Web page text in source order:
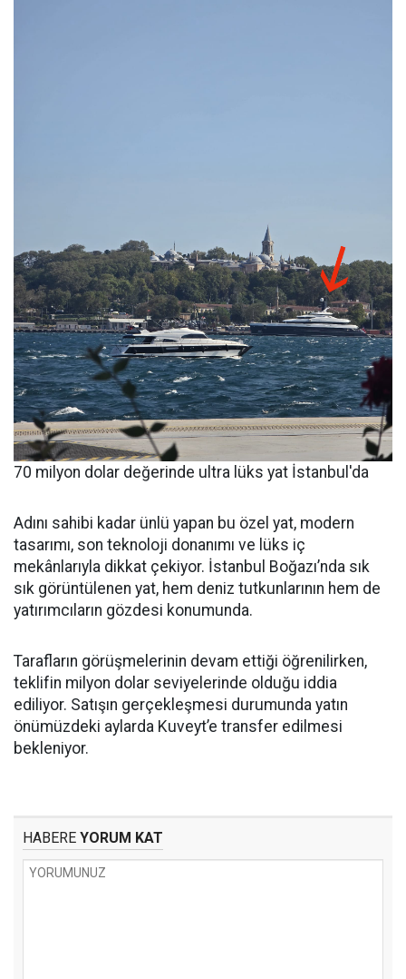
70 milyon dolar değerinde ultra lüks yat İstanbul'da
Adını sahibi kadar ünlü yapan bu özel yat, modern
tasarımı, son teknoloji donanımı ve lüks iç
mekânlarıyla dikkat çekiyor. İstanbul Boğazı’nda sık
sık görüntülenen yat, hem deniz tutkunlarının hem de
yatırımcıların gözdesi konumunda.
Tarafların görüşmelerinin devam ettiği öğrenilirken,
teklifin milyon dolar seviyelerinde olduğu iddia
ediliyor. Satışın gerçekleşmesi durumunda yatın
önümüzdeki aylarda Kuveyt’e transfer edilmesi
bekleniyor.
HABERE YORUM KAT